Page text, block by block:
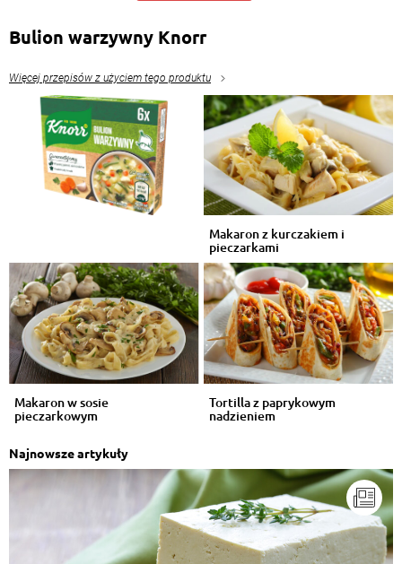
Bulion warzywny Knorr
Więcej przepisów z użyciem tego produktu
Makaron z kurczakiem i
pieczarkami
Makaron w sosie
pieczarkowym
Tortilla z paprykowym
nadzieniem
Najnowsze artykuły